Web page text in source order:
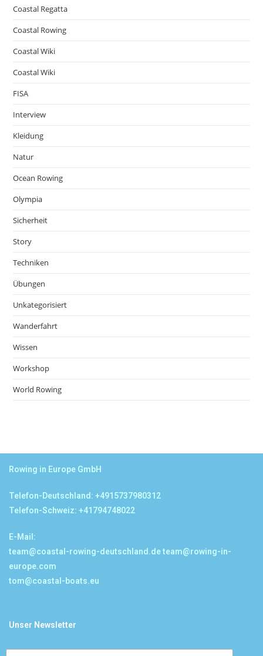
Coastal Regatta
Coastal Rowing
Coastal Wiki
Coastal Wiki
FISA
Interview
Kleidung
Natur
Ocean Rowing
Olympia
Sicherheit
Story
Techniken
Übungen
Unkategorisiert
Wanderfahrt
Wissen
Workshop
World Rowing
Rowing in Europe GmbH
Telefon-Deutschland: +4915737980312
Telefon-Schweiz: +41794748022
E-Mail:
team@coastal-rowing-deutschland.deteam@rowing-in-
europe.com
tom@coastal-boats.eu
Unser Newsletter